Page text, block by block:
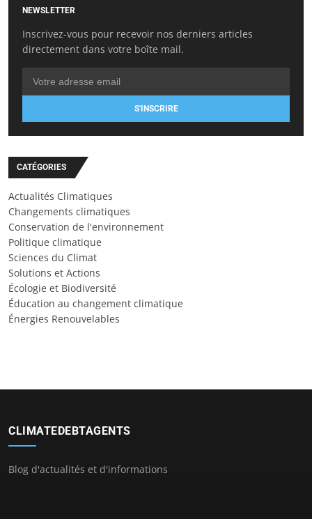
NEWSLETTER
Inscrivez-vous pour recevoir nos derniers articles
directement dans votre boîte mail.
S'INSCRIRE
CATÉGORIES
Actualités Climatiques
Changements climatiques
Conservation de l'environnement
Politique climatique
Sciences du Climat
Solutions et Actions
Écologie et Biodiversité
Éducation au changement climatique
Énergies Renouvelables
CLIMATEDEBTAGENTS
Blog d'actualités et d'informations